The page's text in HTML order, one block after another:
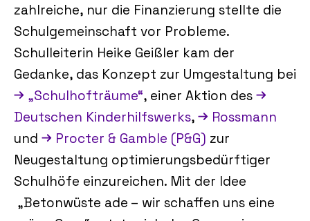
zahlreiche, nur die Finanzierung stellte die
Schulgemeinschaft vor Probleme.
Schulleiterin Heike Geißler kam der
Gedanke, das Konzept zur Umgestaltung bei
„Schulhofträume“, einer Aktion des
Deutschen Kinderhilfswerks,
Rossmann
und
Procter & Gamble (P&G) zur
Neugestaltung optimierungsbedürftiger
Schulhöfe einzureichen. Mit der Idee
„Betonwüste ade – wir schaffen uns eine